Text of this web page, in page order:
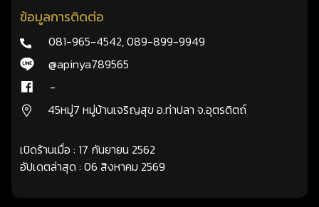
ข้อมูลการติดต่อ
081-965-4542,089-899-9949
@apinya789565
-
45หมู่7 หมู่บ้านเจริญสุข อ.ท่าปลา จ.อุตรดิตถ์
เปิดร้านเมื่อ : 17 กันยายน 2562
อัปเดตล่าสุด : 06 สิงหาคม 2569